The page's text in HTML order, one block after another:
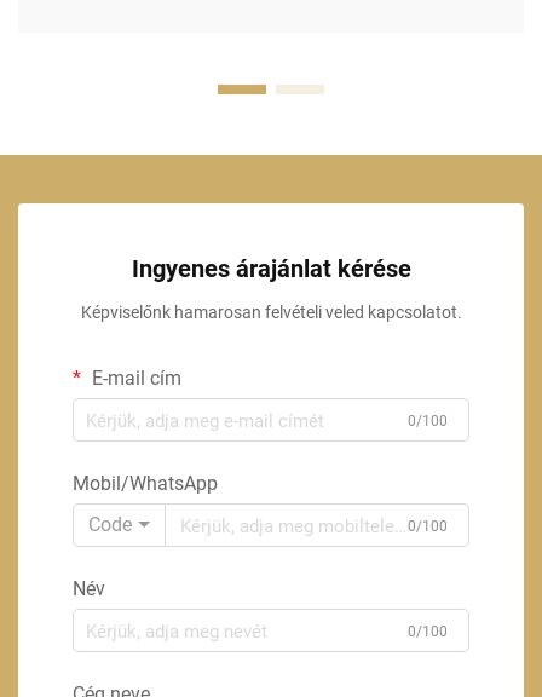
Ingyenes árajánlat kérése
Képviselőnk hamarosan felvételi veled kapcsolatot.
E-mail cím
0/100
Mobil/WhatsApp
Code
0/100
Név
0/100